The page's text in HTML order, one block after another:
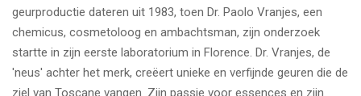
geurproductie dateren uit 1983, toen Dr. Paolo Vranjes, een
chemicus, cosmetoloog en ambachtsman, zijn onderzoek
startte in zijn eerste laboratorium in Florence. Dr. Vranjes, de
'neus' achter het merk, creëert unieke en verfijnde geuren die de
ziel van Toscane vangen. Zijn passie voor essences en zijn